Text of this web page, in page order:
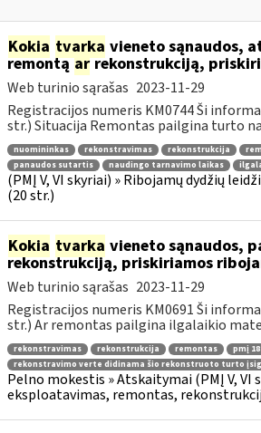
Kokia tvarka vieneto sąnaudos,
remontąarrekonstrukciją,
Web turinio sąrašas 2023-11-29
Registracijos numeris KM0744 Ši
str.) Situacija Remontas pailgina turto
nuomininkas rekonstravimas rekonstrukcija
panaudos sutartis
naudingo tarnavimo laikas
(PMĮ V, VI skyriai) » Ribojamų dydžių
(20 str.)
Kokia tvarka vieneto sąnaudos,
rekonstrukciją, priskiriamos
Web turinio sąrašas 2023-11-29
Registracijos numeris KM0691 Ši
str.) Ar remontas pailgina ilgalaikio
rekonstravimas rekonstrukcija remontas pmį
rekonstravimo verte didinama šio rekonstruoto turto
Pelno mokestis » Atskaitymai (PMĮ V,
eksploatavimas, remontas,